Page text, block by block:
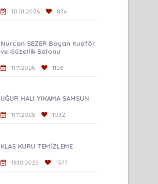
10.01.2026 836
Nurcan SEZER Bayan Kuaför
ve Güzellik Salonu
11.11.2025 1126
UĞUR HALI YIKAMA SAMSUN
11.11.2025 1032
KLAS KURU TEMİZLEME
18.10.2025 1377